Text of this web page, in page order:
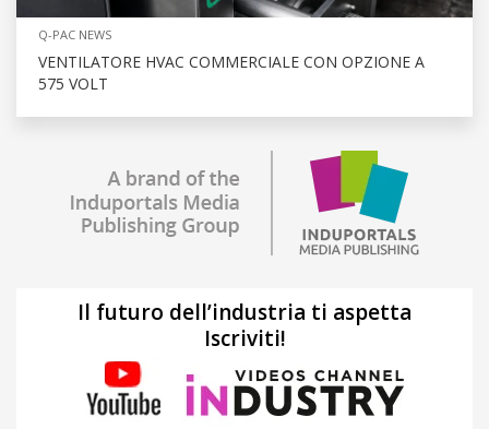
Q-PAC NEWS
VENTILATORE HVAC COMMERCIALE CON OPZIONE A
575 VOLT
Il futuro dell’industria ti aspetta
Iscriviti!